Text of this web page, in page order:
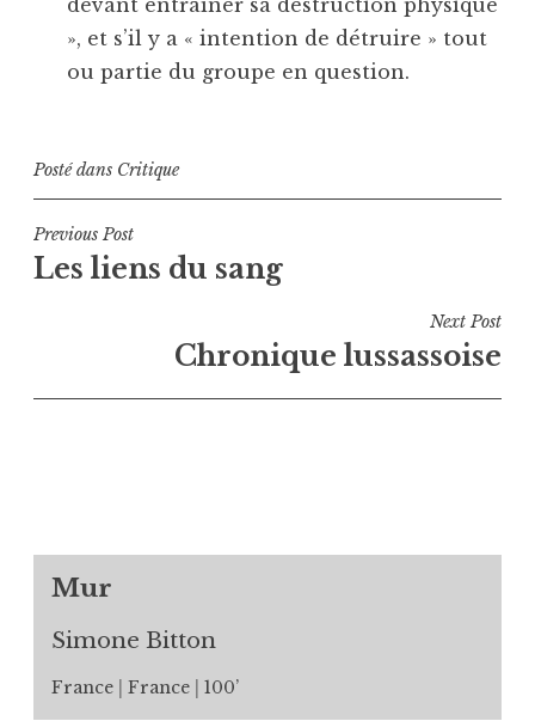
», et s’il y a « intention de détruire » tout
ou partie du groupe en question.
Posté dans Critique
Navigation
de
Previous Post
Les liens du sang
Next Post
Chronique lussassoise
Mur
Simone Bitton
France France 100’